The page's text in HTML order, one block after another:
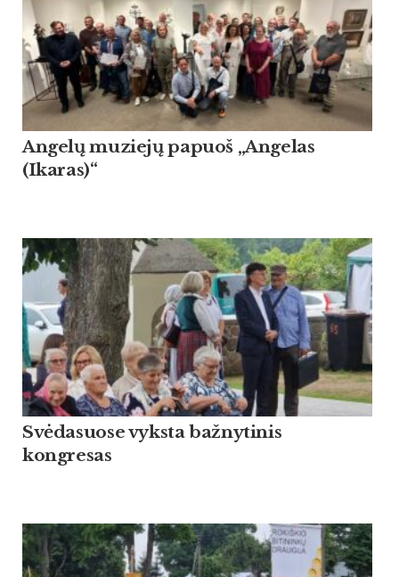
Angelų muziejų papuoš „Angelas
(Ikaras)“
Svėdasuose vyksta bažnytinis
kongresas